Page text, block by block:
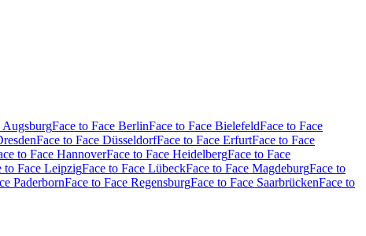
AugsburgFace to Face BerlinFace to Face BielefeldFace to Face
Face to Face DüsseldorfFace to Face ErfurtFace to Face
to Face HannoverFace to Face HeidelbergFace to Face
to Face LeipzigFace to Face LübeckFace to Face MagdeburgFace to
PaderbornFace to Face RegensburgFace to Face SaarbrückenFace to